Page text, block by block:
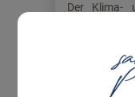
Der Klima-
zu aktuellen
fördert